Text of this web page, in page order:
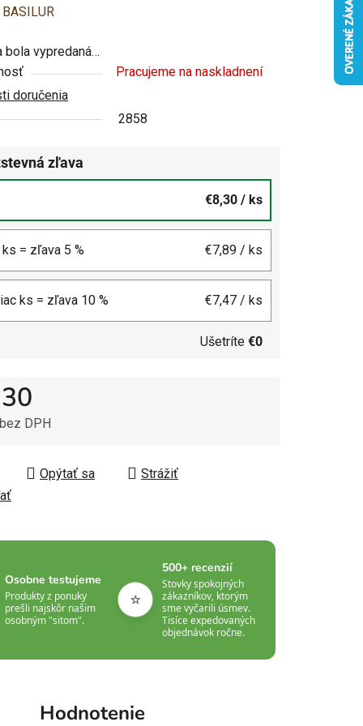
BASILUR
bola vypredaná…
Pracujeme na naskladnení
doručenia
2858
zľava
€8,30 / ks
= zľava 5 % €7,89 / ks
ks = zľava 10 % €7,47 / ks
Ušetríte €0
DPH
Opýtať sa
Strážiť
Osobne testujeme
Produkty z ponuky
prešli najskôr našim
osobným "sitom".
⭐
500+ recenzií
Stovky spokojných
zákazníkov, ktorým
sme vyčarili úsmev.
Tisíce expedovaných
objednávok ročne.
Hodnotenie